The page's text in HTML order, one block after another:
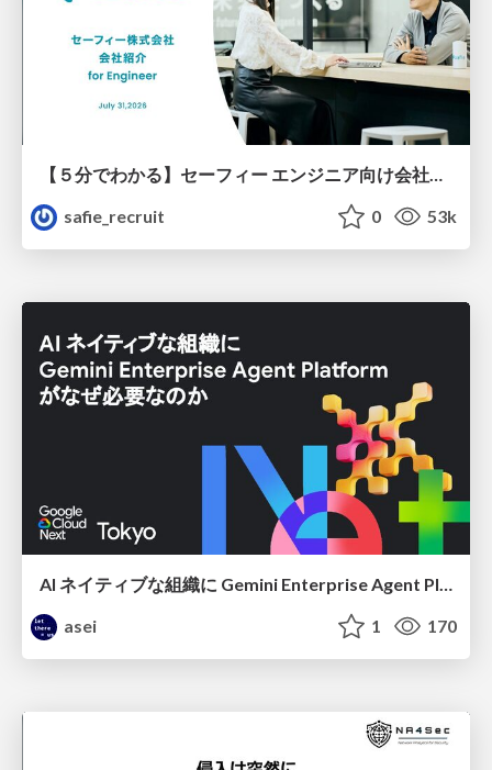
【５分でわかる】セーフィー エンジニア向け会社紹介
safie_recruit
0 53k
asei
1 170